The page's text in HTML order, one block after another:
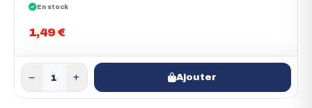
En stock
1,49 €
Ajouter